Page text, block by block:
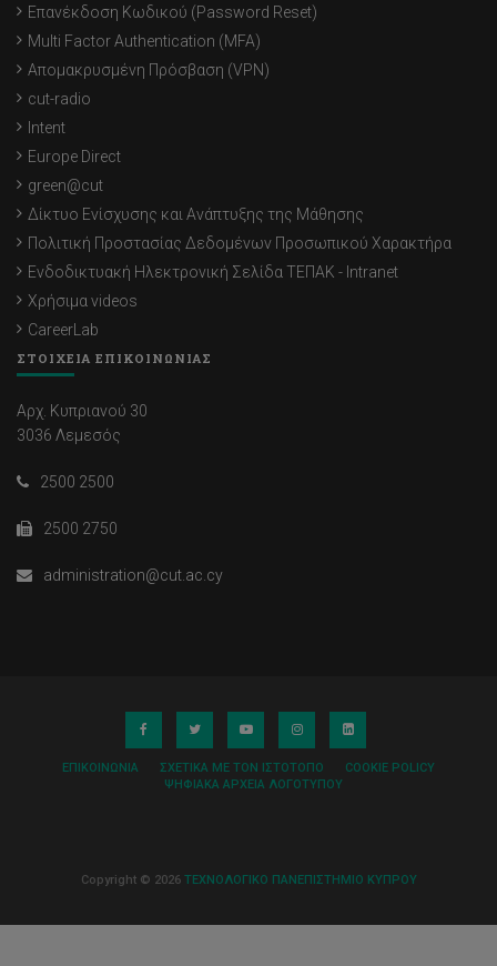
Επανέκδοση Κωδικού (Password Reset)
Multi Factor Authentication (MFA)
Απομακρυσμένη Πρόσβαση (VPN)
cut-radio
Intent
Europe Direct
green@cut
Δίκτυο Ενίσχυσης και Ανάπτυξης της Μάθησης
Πολιτική Προστασίας Δεδομένων Προσωπικού Χαρακτήρα
Ενδοδικτυακή Ηλεκτρονική Σελίδα ΤΕΠΑΚ - Intranet
Χρήσιμα videos
CareerLab
ΣΤΟΙΧΕΙΑ ΕΠΙΚΟΙΝΩΝΙΑΣ
Αρχ. Κυπριανού 30
3036 Λεμεσός
2500 2500
2500 2750
administration@cut.ac.cy
ΕΠΙΚΟΙΝΩΝΊΑ ΣΧΕΤΙΚΆ ΜΕ ΤΟΝ ΙΣΤΌΤΟΠΟ
COOKIE POLICY
ΨΗΦΙΑΚΆ ΑΡΧΕΊΑ ΛΟΓΌΤΥΠΟΥ
Copyright © 2026 ΤΕΧΝΟΛΟΓΙΚΟ ΠΑΝΕΠΙΣΤΗΜΙΟ ΚΥΠΡΟΥ